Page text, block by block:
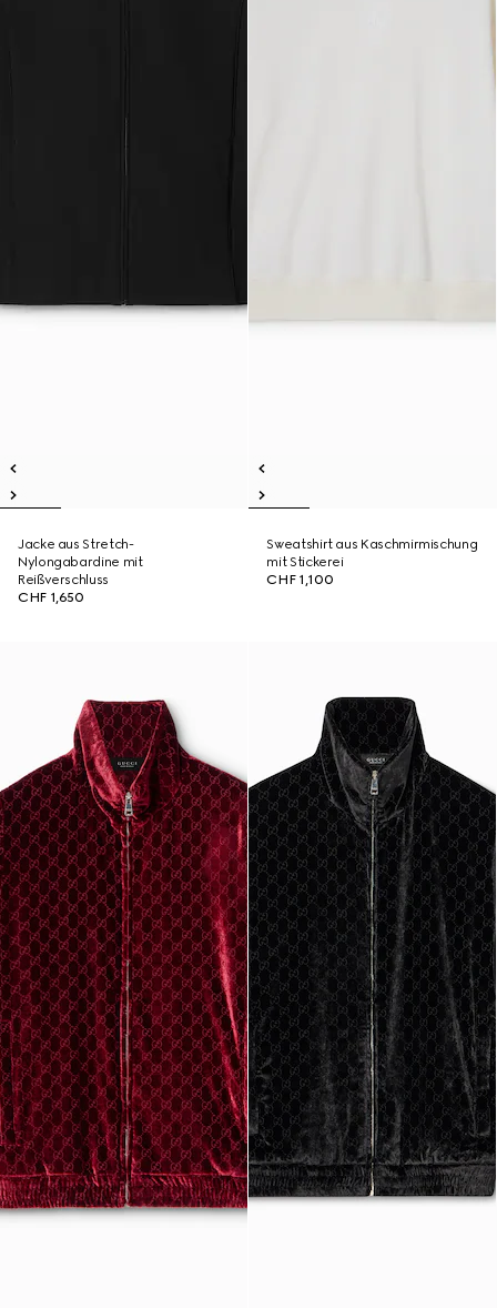
Jacke aus Stretch-
Nylongabardine mit
Reißverschluss
CHF 1,650
Sweatshirt aus Kaschmirmischung
mit Stickerei
CHF 1,100